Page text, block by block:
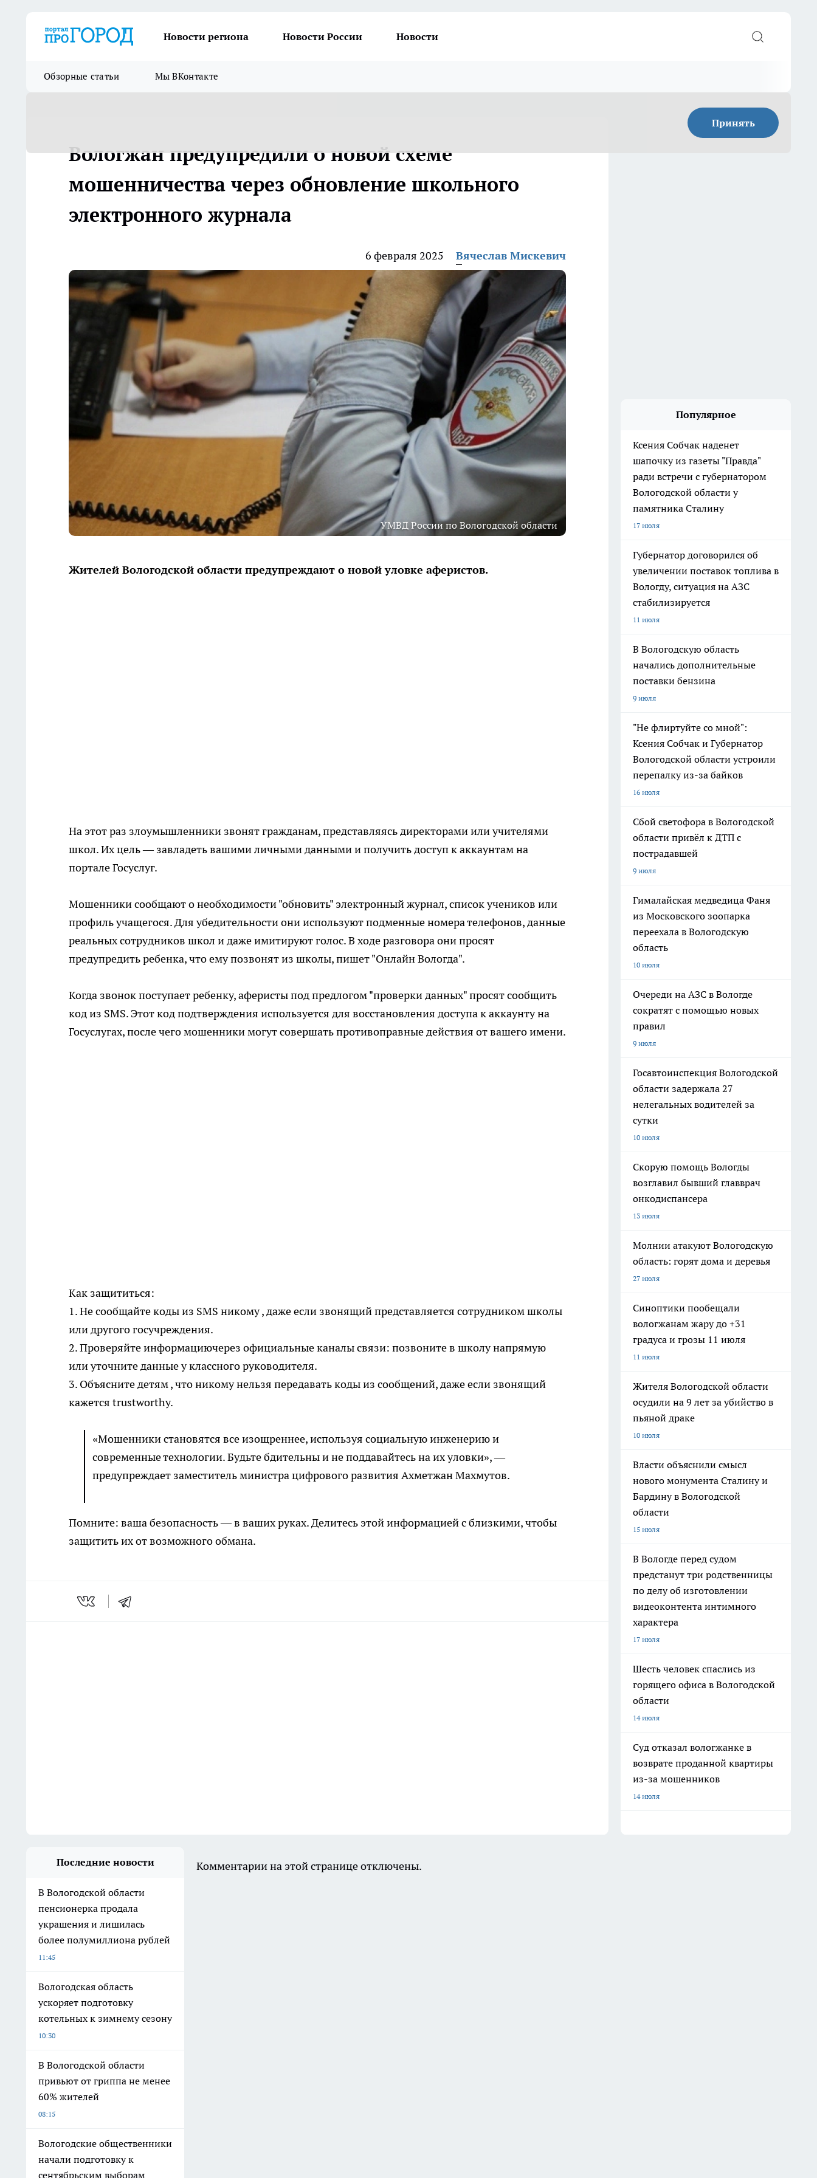
Новости региона Новости России Новости
Обзорные статьи Мы ВКонтакте
Принять
Вологжан предупредили о новой схеме
мошенничества через обновление школьного
электронного журнала
6 февраля 2025 Вячеслав Мискевич
УМВД России по Вологодской области
Жителей Вологодской области предупреждают о новой уловке аферистов.
На этот раз злоумышленники звонят гражданам, представляясь директорами или учителями
школ. Их цель — завладеть вашими личными данными и получить доступ к аккаунтам на
портале Госуслуг.
Мошенники сообщают о необходимости "обновить" электронный журнал, список учеников или
профиль учащегося. Для убедительности они используют подменные номера телефонов, данные
реальных сотрудников школ и даже имитируют голос. В ходе разговора они просят
предупредить ребенка, что ему позвонят из школы, пишет "Онлайн Вологда".
Когда звонок поступает ребенку, аферисты под предлогом "проверки данных" просят сообщить
код из SMS. Этот код подтверждения используется для восстановления доступа к аккаунту на
Госуслугах, после чего мошенники могут совершать противоправные действия от вашего имени.
Как защититься:
1. Не сообщайте коды из SMS никому , даже если звонящий представляется сотрудником школы
или другого госучреждения.
2. Проверяйте информациючерез официальные каналы связи: позвоните в школу напрямую
или уточните данные у классного руководителя.
3. Объясните детям , что никому нельзя передавать коды из сообщений, даже если звонящий
кажется trustworthy.
«Мошенники становятся все изощреннее, используя социальную инженерию и
современные технологии. Будьте бдительны и не поддавайтесь на их уловки», —
предупреждает заместитель министра цифрового развития Ахметжан Махмутов.
Помните: ваша безопасность — в ваших руках. Делитесь этой информацией с близкими, чтобы
защитить их от возможного обмана.
Популярное
Ксения Собчак наденет
шапочку из газеты "Правда"
ради встречи с губернатором
Вологодской области у
памятника Сталину
17 июля
Губернатор договорился об
увеличении поставок топлива в
Вологду, ситуация на АЗС
стабилизируется
11 июля
В Вологодскую область
начались дополнительные
поставки бензина
9 июля
"Не флиртуйте со мной":
Ксения Собчак и Губернатор
Вологодской области устроили
перепалку из-за байков
16 июля
Сбой светофора в Вологодской
области привёл к ДТП с
пострадавшей
9 июля
Гималайская медведица Фаня
из Московского зоопарка
переехала в Вологодскую
область
10 июля
Очереди на АЗС в Вологде
сократят с помощью новых
правил
9 июля
Госавтоинспекция Вологодской
области задержала 27
нелегальных водителей за
сутки
10 июля
Скорую помощь Вологды
возглавил бывший главврач
онкодиспансера
13 июля
Молнии атакуют Вологодскую
область: горят дома и деревья
27 июля
Синоптики пообещали
вологжанам жару до +31
градуса и грозы 11 июля
11 июля
Жителя Вологодской области
осудили на 9 лет за убийство в
пьяной драке
10 июля
Власти объяснили смысл
нового монумента Сталину и
Бардину в Вологодской
области
15 июля
В Вологде перед судом
предстанут три родственницы
по делу об изготовлении
видеоконтента интимного
характера
17 июля
Шесть человек спаслись из
горящего офиса в Вологодской
области
14 июля
Суд отказал вологжанке в
возврате проданной квартиры
из-за мошенников
14 июля
Последние новости
В Вологодской области
пенсионерка продала
украшения и лишилась
более полумиллиона рублей
11:45
Вологодская область
ускоряет подготовку
котельных к зимнему сезону
10:30
В Вологодской области
привьют от гриппа не менее
60% жителей
08:15
Вологодские общественники
начали подготовку к
сентябрьским выборам
Комментарии на этой странице отключены.